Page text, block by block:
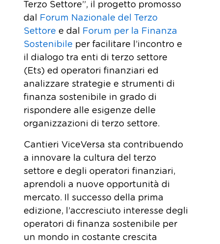
Terzo Settore”, il progetto promosso
dal Forum Nazionale del Terzo
Settore e dal Forum per la Finanza
Sostenibile per facilitare l’incontro e
il dialogo tra enti di terzo settore
(Ets) ed operatori finanziari ed
analizzare strategie e strumenti di
finanza sostenibile in grado di
rispondere alle esigenze delle
organizzazioni di terzo settore.
Cantieri ViceVersa sta contribuendo
a innovare la cultura del terzo
settore e degli operatori finanziari,
aprendoli a nuove opportunità di
mercato. Il successo della prima
edizione, l’accresciuto interesse degli
operatori di finanza sostenibile per
un mondo in costante crescita